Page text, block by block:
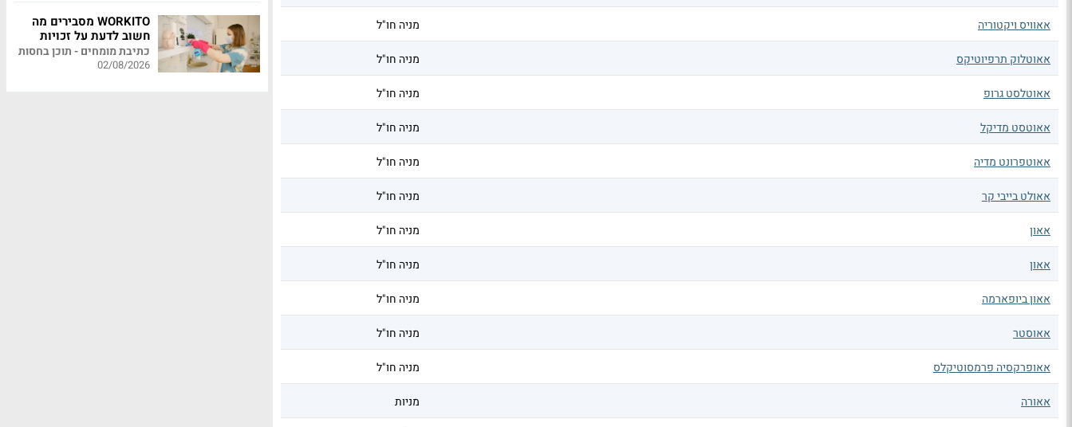
אאוויס ויקטוריה מניה חו"ל
אאוטלוק תרפיוטיקס מניה חו"ל
אאוטלסט גרופ מניה חו"ל
אאוטסט מדיקל מניה חו"ל
אאוטפרונט מדיה מניה חו"ל
אאולט בייבי קר מניה חו"ל
אאון מניה חו"ל
אאון מניה חו"ל
אאון ביופארמה מניה חו"ל
אאוסטר מניה חו"ל
אאופרקסיה פרמסוטיקלס מניה חו"ל
אאורה מניות
WORKITO מסבירים מה
חשוב לדעת על זכויות
עובדי משק בית
כתיבת מומחים - תוכן בחסות
02/08/2026